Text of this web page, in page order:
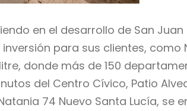
en el desarrollo de San
para sus clientes, como
donde más de 150
del Centro Cívico, Patio
74 Nuevo Santa Lucía, se